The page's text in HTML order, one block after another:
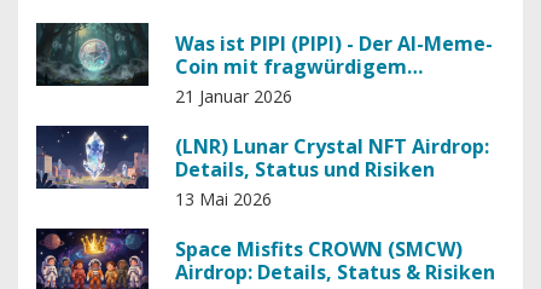
Was ist PIPI (PIPI) - Der AI-Meme-
Coin mit fragwürdigem
Hintergrund
21 Januar 2026
(LNR) Lunar Crystal NFT Airdrop:
Details, Status und Risiken
13 Mai 2026
Space Misfits CROWN (SMCW)
Airdrop: Details, Status & Risiken